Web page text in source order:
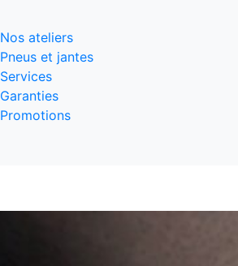
Nos ateliers
Pneus et jantes
Services
Garanties
Promotions